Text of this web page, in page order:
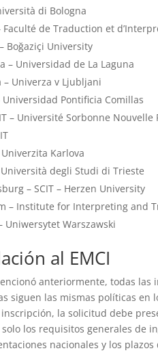
di Bologna
Faculté de Traduction et
Boğaziçi University
– Universidad de La Laguna
– Univerza v Ljubljani
Pontificia Comillas
– Université Sorbonne Nouvelle
Univerzita Karlova
degli Studi di Trieste
– SCIT – Herzen University
– Institute for Interpreting and
Uniwersytet Warszawski
al EMCI
anteriormente, todas
siguen las mismas políticas en
la solicitud debe
los requisitos generales de
nacionales y los